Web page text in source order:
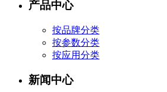
产品中心
按品牌分类
按参数分类
按应用分类
新闻中心